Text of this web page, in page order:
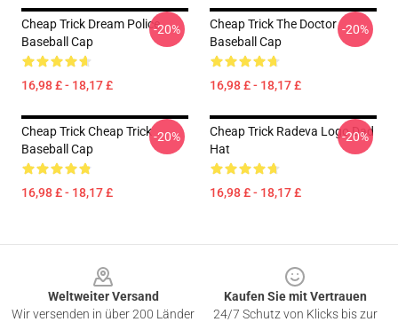
Cheap Trick Dream Police
Baseball Cap
16,98 £ - 18,17 £
-20%
Cheap Trick The Doctor
Baseball Cap
16,98 £ - 18,17 £
-20%
Cheap Trick Cheap Trick
Baseball Cap
16,98 £ - 18,17 £
-20%
Cheap Trick Radeva Logo Dad
Hat
16,98 £ - 18,17 £
-20%
Weltweiter Versand
Wir versenden in über 200 Länder
Kaufen Sie mit Vertrauen
24/7 Schutz von Klicks bis zur